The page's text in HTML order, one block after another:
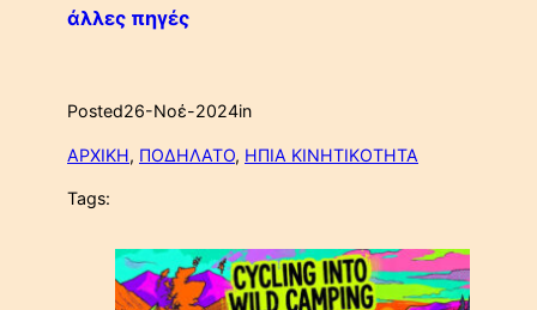
άλλες πηγές
Posted26-Νοέ-2024in
ΑΡΧΙΚΗ, ΠΟΔΗΛΑΤΟ, ΗΠΙΑ ΚΙΝΗΤΙΚΟΤΗΤΑ
Tags: